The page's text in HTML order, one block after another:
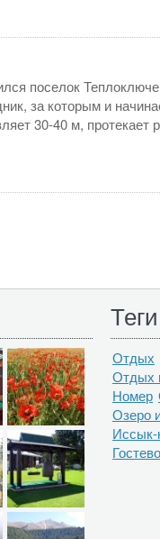
поселок
за которым и
30-40 м, протекает
Теги
Отдых
Отдых
Номер
Озеро
Иссык-